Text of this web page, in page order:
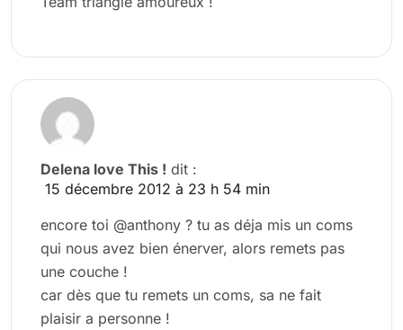
Delena love This ! dit :
15 décembre 2012 à 23 h 54 min
encore toi @anthony ? tu as déja mis un coms
qui nous avez bien énerver, alors remets pas
une couche !
car dès que tu remets un coms, sa ne fait
plaisir a personne !